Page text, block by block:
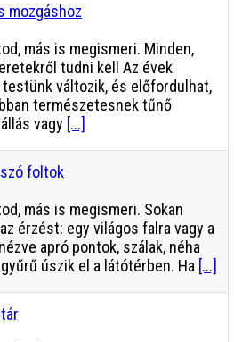
mozgáshoz
más is megismeri. Minden,
tudni kell Az évek
testünk változik, és előfordulhat,
természetesnek tűnő
vagy [...]
foltok
más is megismeri. Sokan
érzést: egy világos falra vagy a
apró pontok, szálak, néha
úszik el a látótérben. Ha [...]